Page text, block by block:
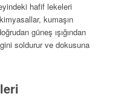
hafif lekeleri
kumaşın
güneş ışığından
soldurur ve dokusuna